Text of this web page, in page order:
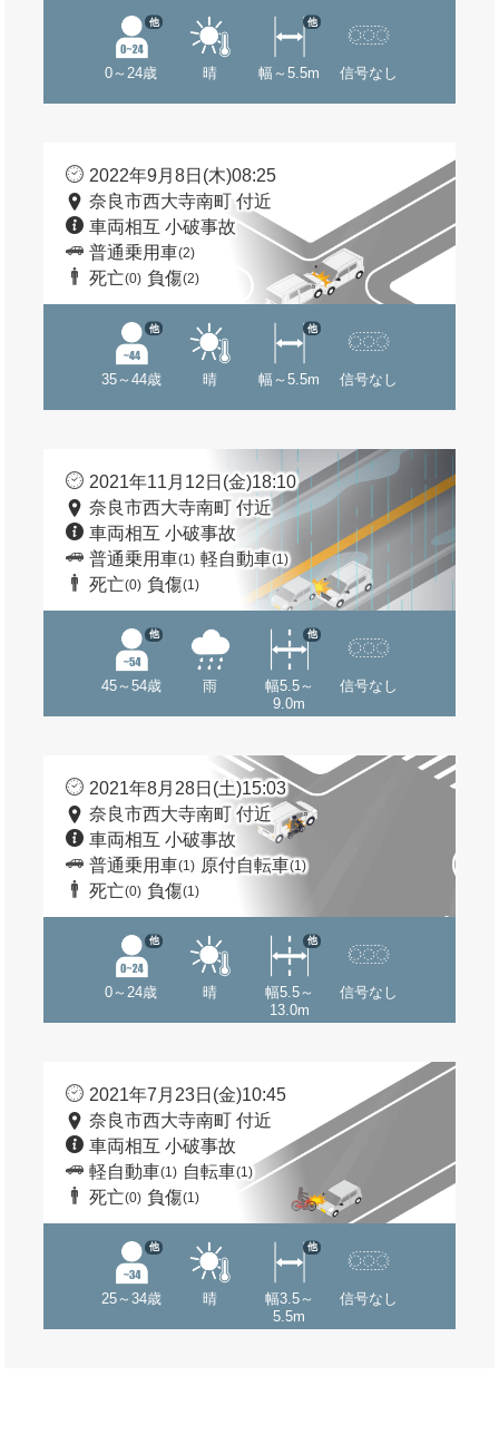
0～24歳
他
晴 幅～5.5m
他
信号なし
2022年9月8日(木)08:25
奈良市西大寺南町 付近
車両相互 小破事故
普通乗用車(2)
死亡(0) 負傷(2)
35～44歳
他
晴 幅～5.5m
他
信号なし
2021年11月12日(金)18:10
奈良市西大寺南町 付近
車両相互 小破事故
普通乗用車(1) 軽自動車(1)
死亡(0) 負傷(1)
45～54歳
他
雨
幅5.5～
9.0m
他
信号なし
2021年8月28日(土)15:03
奈良市西大寺南町 付近
車両相互 小破事故
普通乗用車(1) 原付自転車(1)
死亡(0) 負傷(1)
0～24歳
他
晴
幅5.5～
13.0m
他
信号なし
2021年7月23日(金)10:45
奈良市西大寺南町 付近
車両相互 小破事故
軽自動車(1) 自転車(1)
死亡(0) 負傷(1)
25～34歳
他
晴
幅3.5～
5.5m
他
信号なし